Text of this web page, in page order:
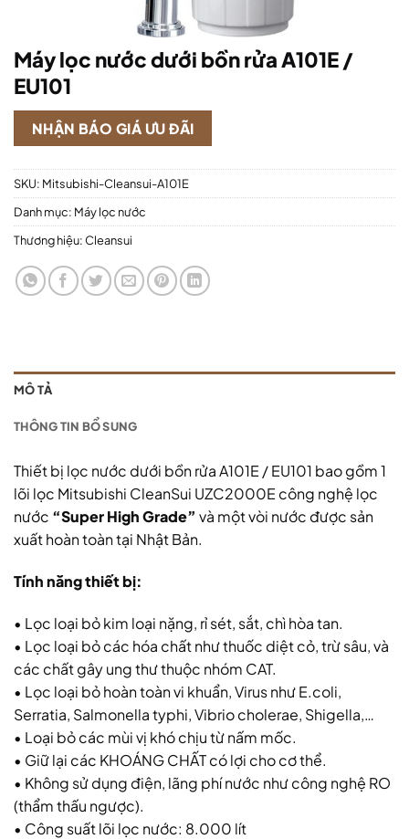
Máy lọc nước dưới bồn rửa A101E /
EU101
NHẬN BÁO GIÁ ƯU ĐÃI
SKU: Mitsubishi-Cleansui-A101E
Danh mục: Máy lọc nước
Thương hiệu:Cleansui
MÔ TẢ
THÔNG TIN BỔ SUNG
Thiết bị lọc nước dưới bồn rửa A101E / EU101 bao gồm 1
lõi lọc Mitsubishi CleanSui UZC2000E công nghệ lọc
nước “Super High Grade” và một vòi nước được sản
xuất hoàn toàn tại Nhật Bản.
Tính năng thiết bị:
• Lọc loại bỏ kim loại nặng, rỉ sét, sắt, chì hòa tan.
• Lọc loại bỏ các hóa chất như thuốc diệt cỏ, trừ sâu, và
các chất gây ung thư thuộc nhóm CAT.
• Lọc loại bỏ hoàn toàn vi khuẩn, Virus như E.coli,
Serratia, Salmonella typhi, Vibrio cholerae, Shigella,…
• Loại bỏ các mùi vị khó chịu từ nấm mốc.
• Giữ lại các KHOÁNG CHẤT có lợi cho cơ thể.
• Không sử dụng điện, lãng phí nước như công nghệ RO
(thẩm thấu ngược).
• Công suất lõi lọc nước: 8.000 lít